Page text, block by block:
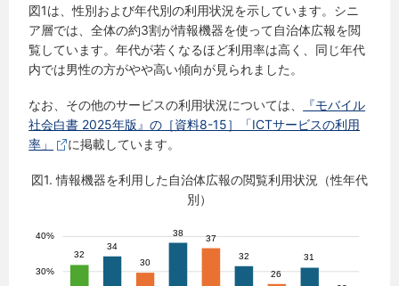
図1は、性別および年代別の利用状況を示しています。シニ
ア層では、全体の約3割が情報機器を使って自治体広報を閲
覧しています。年代が若くなるほど利用率は高く、同じ年代
内では男性の方がやや高い傾向が見られました。
なお、その他のサービスの利用状況については、
『モバイル
社会白書 2025年版』の［資料8-15］「ICTサービスの利用
率」
に掲載しています。
図1. 情報機器を利用した自治体広報の閲覧利用状況（性年代
別）